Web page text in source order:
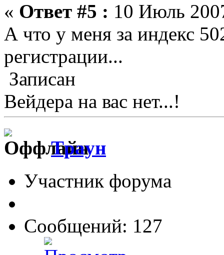
« Ответ #5 : 10 Июль
А что у меня за индекс
регистрации...
Записан
Вейдера на вас нет...!
Tрayн
Участник форума
Сообщений: 127